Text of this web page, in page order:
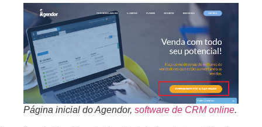
Página inicial do Agendor, software de CRM online.